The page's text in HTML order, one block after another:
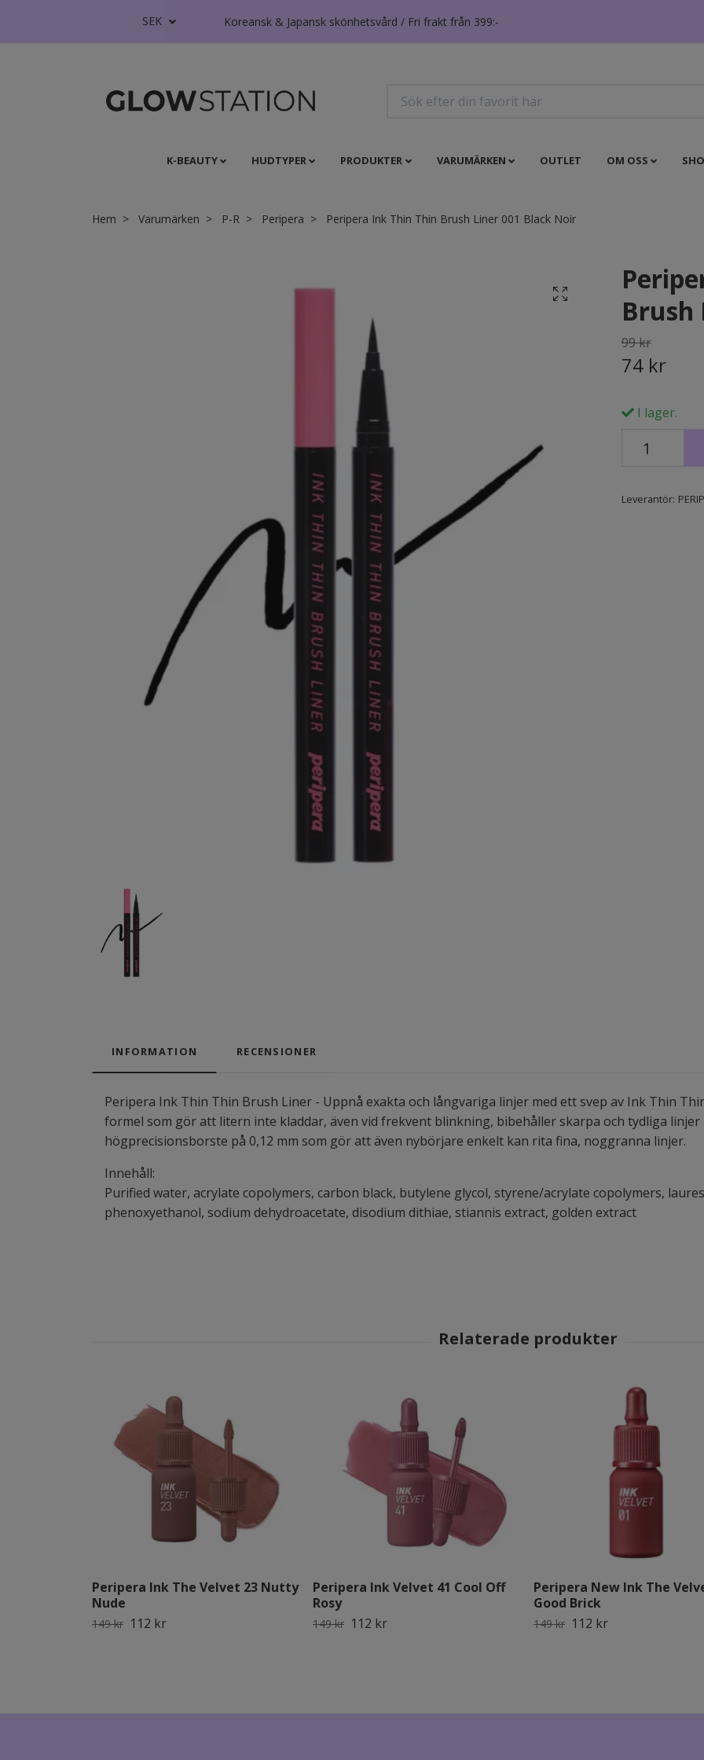
SEK Koreansk & Japansk skönhetsvård / Fri frakt från 399:-
K-BEAUTY HUDTYPER PRODUKTER VARUMÄRKEN OUTLET OM OSS
Hem Varumärken P-R Peripera Peripera Ink Thin Thin Brush Liner 001 Black Noir
Brush
99 kr
74 kr
I lager.
Leverantör:
INFORMATION RECENSIONER
Peripera Ink Thin Thin Brush Liner - Uppnå exakta och långvariga linjer med ett svep av Ink Thin
formel som gör att litern inte kladdar, även vid frekvent blinkning, bibehåller skarpa och tydliga linjer
högprecisionsborste på 0,12 mm som gör att även nybörjare enkelt kan rita fina, noggranna linjer.
Innehåll:
Purified water, acrylate copolymers, carbon black, butylene glycol, styrene/acrylate copolymers,
phenoxyethanol, sodium dehydroacetate, disodium dithiae, stiannis extract, golden extract
Peripera Ink The Velvet 23 Nutty
Nude
149 kr 112 kr
Peripera Ink Velvet 41 Cool Off
Rosy
149 kr 112 kr
Peripera New Ink The
Good Brick
149 kr 112 kr